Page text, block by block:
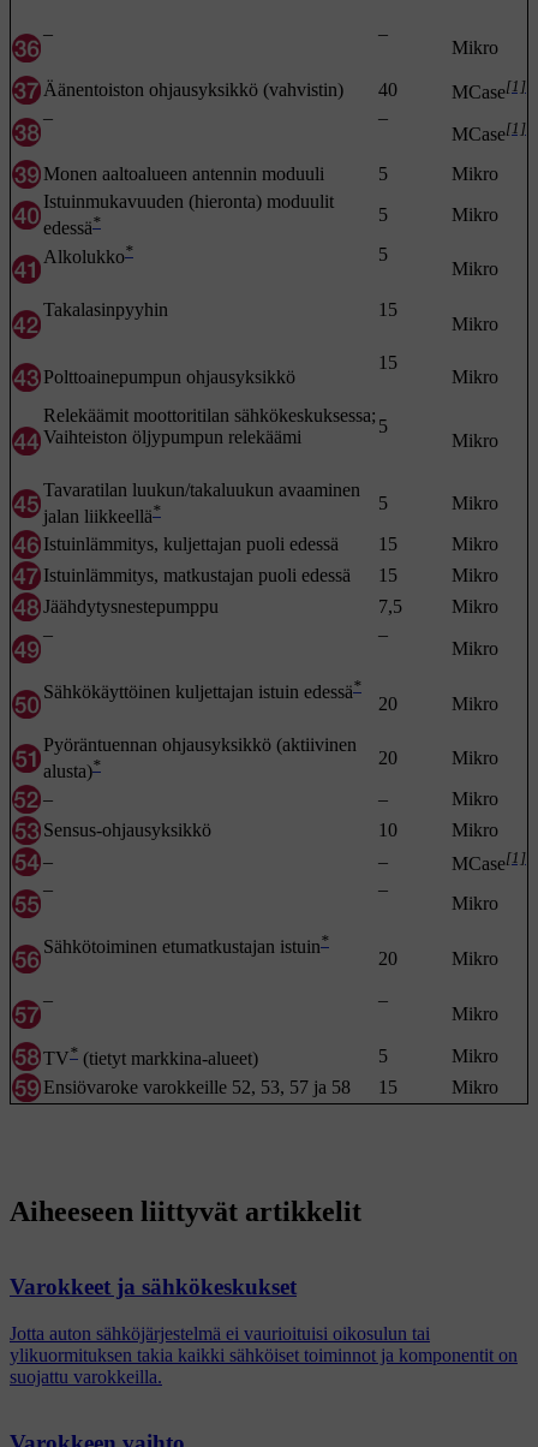
– –
Mikro
Äänentoiston ohjausyksikkö (vahvistin) 40 MCase[1]
–
–
MCase[1]
Monen aaltoalueen antennin moduuli 5
Mikro
Istuinmukavuuden (hieronta) moduulit
edessä* 5 Mikro
Alkolukko* 5
Mikro
Takalasinpyyhin
15
Mikro
Polttoainepumpun ohjausyksikkö
15
Mikro
Relekäämit moottoritilan sähkökeskuksessa;
Vaihteiston öljypumpun relekäämi
5
Mikro
Tavaratilan luukun/takaluukun avaaminen
jalan liikkeellä* 5
Mikro
Istuinlämmitys, kuljettajan puoli edessä
15
Mikro
Istuinlämmitys, matkustajan puoli edessä
15
Mikro
Jäähdytysnestepumppu
7,5
Mikro
–
–
Mikro
Sähkökäyttöinen kuljettajan istuin edessä*
20
Mikro
Pyöräntuennan ohjausyksikkö (aktiivinen
alusta)* 20
Mikro
–
–
Mikro
Sensus-ohjausyksikkö
10
Mikro
–
– MCase[1]
– –
Mikro
Sähkötoiminen etumatkustajan istuin*
20
Mikro
–
–
Mikro
TV* (tietyt markkina-alueet) 5
Mikro
Ensiövaroke varokkeille 52, 53, 57 ja 58
15 Mikro
Aiheeseen liittyvät artikkelit
Varokkeet ja sähkökeskukset
Jotta auton sähköjärjestelmä ei vaurioituisi oikosulun tai
ylikuormituksen takia kaikki sähköiset toiminnot ja komponentit on
suojattu varokkeilla.